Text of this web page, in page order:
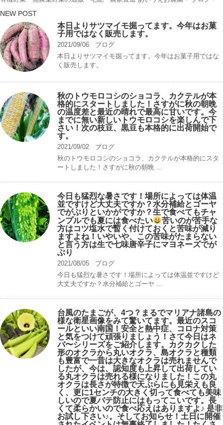
NEW POST
本日よりサツマイモ掘ってます。今年はお菓
子用ではなく販売します。
2021/09/06
ブログ
本日よりサツマイモ掘ってます。今年はお菓子用ではな
く販売します。
秋のトウモロコシのショコラ、カクテルが本
格的にスタートしました！さすがに秋の朝晩
の温度差と最近の晴れで最高に甘いです。今
までに無い新しいトウモロコシを楽しんで下
さい！次の枝豆、黒豆も本格的に出荷開始で
す。
2021/09/02
ブログ
秋のトウモロコシのショコラ、カクテルが本格的にスタ
ートしました！さすがに秋の朝晩 ...
今日も猛烈な暑さです！場所によっては体温
並ですけど大丈夫ですか？水分補給とゴーヤ
でがぶりといかがですか？生で食べてもチャ
ンプルでも夏には食べたい
苦いのが苦手な
方はコツ塩水で暫く付けておくと苦味が減り
ますよね！いやいや、この苦味がたまらない
と言う方は生で七味唐辛子にマヨネーズでが
ぶり
2021/08/05
ブログ
今日も猛烈な暑さです！場所によっては体温並ですけど
大丈夫ですか？水分補給とゴーヤ ...
台風のたまごが、4つ？まるでマリアナ諸島の
様な衛星画像をみて驚いてます。最近のスコ
ールといい南国！安全と熱中症、コロナ対策
と気をつけて頑張りましょう！さて今日はネ
バ〜シリーズをご紹介します。カクカクした
形のオクラから丸いオクラ、島オクラと種類
も豊富で一昔は大きなオクラは売れませんで
したが、今は、認知度も上昇して出荷してい
る丸オクラは売れる様になりました！この丸
オクラは長さが特徴で天ぷらにも見栄えも良
く、更に1センチの大きく切って食べても美味
しいので夏バテ防止にはもってこいです。長
くて柔らかいので食べ応えはありますよ♪ 是非
お試し下さい♪。そしてお知らせ！土日に開催